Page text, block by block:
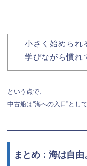
小さく始められ
学びながら慣れ
という点で、
中古船は“海への入口”とし
まとめ：海は自